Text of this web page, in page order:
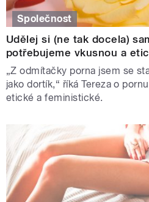
Společnost
Udělej si (ne tak docela)
potřebujeme vkusnou a
„Z odmítačky porna jsem se
jako dortík,“ říká Tereza o
etické a feministické.